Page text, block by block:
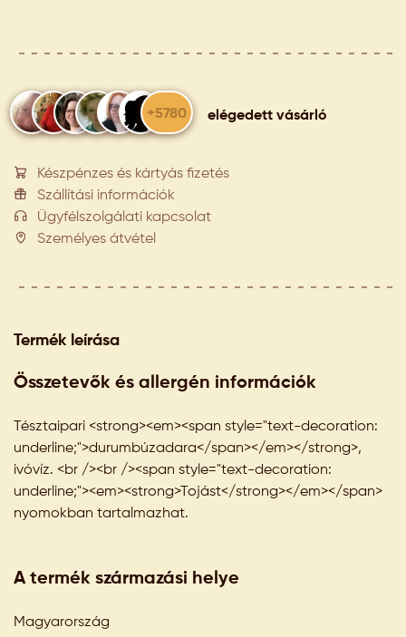
+5780 elégedett vásárló
Készpénzes és kártyás fizetés
Szállítási információk
Ügyfélszolgálati kapcsolat
Személyes átvétel
Termék leírása
Összetevők és allergén információk
Tésztaipari <strong><em><span style="text-decoration:
underline;">durumbúzadara</span></em></strong>,
ivóvíz. <br /><br /><span style="text-decoration:
underline;"><em><strong>Tojást</strong></em></span>
nyomokban tartalmazhat.
A termék származási helye
Magyarország